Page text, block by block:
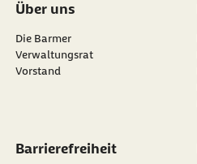
Über uns
Die Barmer
Verwaltungsrat
Vorstand
Barrierefreiheit